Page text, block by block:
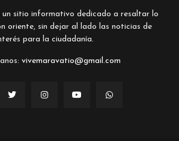
sitio informativo dedicado a resaltar lo
oriente, sin dejar al lado las noticias de
para la ciudadanía.
vivemaravatio@gmail.com